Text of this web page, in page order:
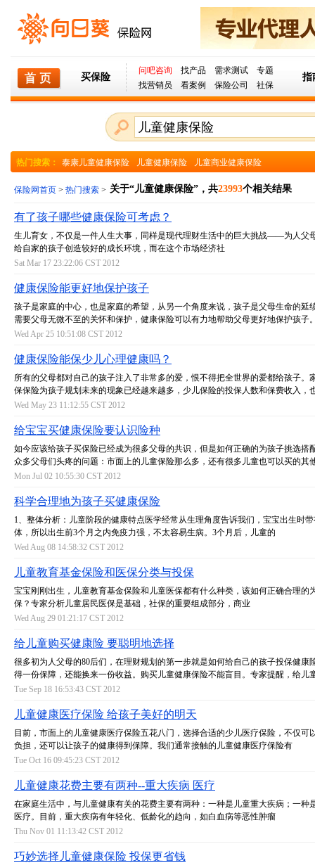
买保险
问吧咨询 找产品 需求测试
专题
找营销员
看案例 保险公司 社保
指
热门搜索： 泰康儿童健康保险 儿童健康保险 儿童商业健康保险
保险网首页 > 热门搜索 > 关于“儿童健康保险”，共23993个相关结果
有了孩子哪些健康保险可考虑？
生儿育女，不仅是一件人生大事，同样是现代理财生活中的巨大挑战——为人父
给自家的孩子创造较好的成长环境，而在这个市场经济社
Sat Mar 17 23:22:06 CST 2012
健康保险能更好地保护孩子
孩子是家庭的中心，也是家庭的希望，从另一个角度来说，孩子是父母生命的延
需要父母无微不至的关怀和保护，健康保险可以有力地帮助父母更好地保护孩子
Wed Apr 25 10:51:08 CST 2012
健康保险能保少儿心理健康吗？
所有的父母都对自己的孩子注入了非常多的爱，恨不得把全世界的爱都给孩子。
保保险为孩子规划未来的现象已经越来越多，少儿保险的投保人数和保费收入，
Wed May 23 11:12:55 CST 2012
给宝宝买健康保险要认识险种
如今应该给孩子买保险已经成为很多父母的共识，但是如何正确的为孩子挑选搭
众多父母们头疼的问题：市面上的儿童保险那么多，还有很多儿童也可以买的其
Mon Jul 02 10:55:30 CST 2012
科学合理地为孩子买健康保险
1、整体分析：儿童阶段的健康特点医学经常从生理角度告诉我们，宝宝出生时
体，所以出生前3个月之内免疫力强，不太容易生病。3个月后，儿童的
Wed Aug 08 14:58:32 CST 2012
儿童教育基金保险和医保分类与投保
宝宝刚刚出生，儿童教育基金保险和儿童医保都有什么种类，该如何正确合理的
保？专家分析儿童居民医保是基础，社保的重要组成部分，商业
Wed Aug 29 01:21:17 CST 2012
给儿童购买健康险 要聪明地选择
很多初为人父母的80后们，在理财规划的第一步就是如何给自己的孩子投保健康
得一份保障，还能换来一份收益。购买儿童健康保险不能盲目。专家提醒，给儿
Tue Sep 18 16:53:43 CST 2012
儿童健康医疗保险 给孩子美好的明天
目前，市面上的儿童健康医疗保险五花八门，选择合适的少儿医疗保险，不仅可
负担，还可以让孩子的健康得到保障。我们通常接触的儿童健康医疗保险有
Tue Oct 16 09:45:23 CST 2012
儿童健康花费主要有两种--重大疾病 医疗
在家庭生活中，与儿童健康有关的花费主要有两种：一种是儿童重大疾病；一种
医疗。目前，重大疾病有年轻化、低龄化的趋向，如白血病等恶性肿瘤
Thu Nov 01 11:13:42 CST 2012
巧妙选择儿童健康保险 投保更省钱